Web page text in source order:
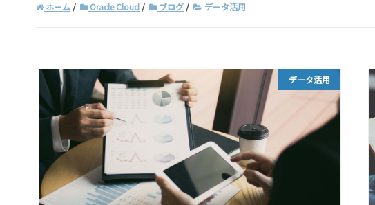
ホーム Oracle Cloud ブログ データ活用
データ活用